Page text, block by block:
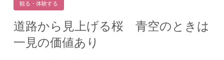
観る・体験する
道路から見上げる桜 青空のときは
一見の価値あり